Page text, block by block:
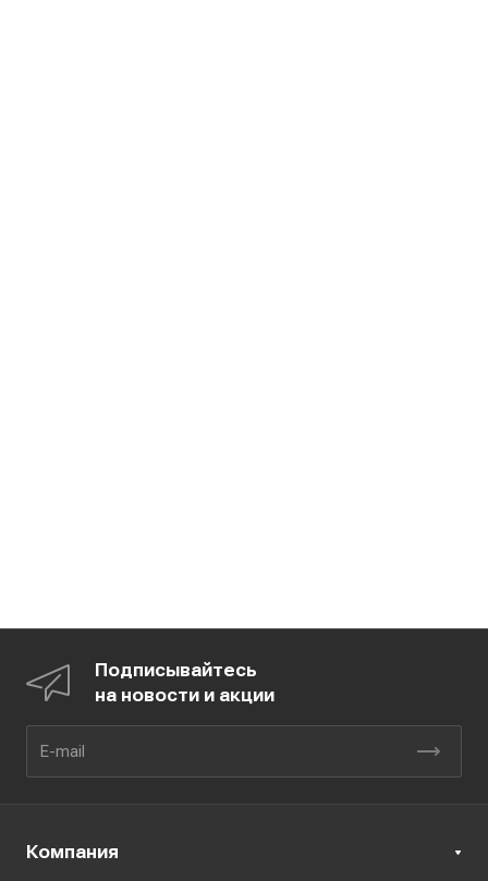
Подписывайтесь
на новости и акции
Компания